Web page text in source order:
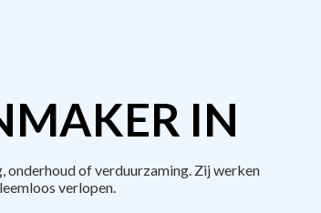
IN
of verduurzaming. Zij werken
verlopen.